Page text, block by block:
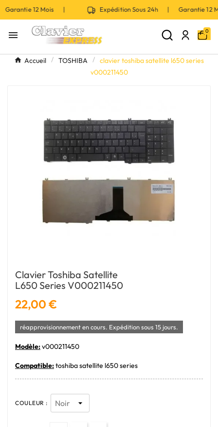
12 Mois | Expédition Sous 24h | Garantie
 0
Accueil TOSHIBA
clavier toshiba satellite l650 series
v000211450
Clavier Toshiba Satellite
L650 Series V000211450
22,00 €
réapprovisionnement en cours. Expédition sous 15 jours.
Modèle:v000211450
Compatible:toshiba satellite l650 series
COULEUR :